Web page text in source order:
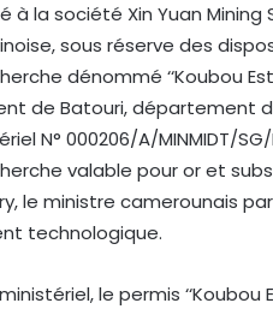
à la société Xin Yuan
sous réserve des
dénommé ‘‘Koubou
de Batouri, département
N° 000206/A/MINMIDT/
valable pour or et
le ministre camerounais
technologique.
le permis